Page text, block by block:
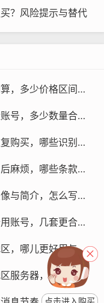
聊天账号购买,wdd
的评价、交易记录
交付保证的具体内
读卖家提供的协
购买过程中受到保
？风险提示与替代
纸飞机账号购买推荐平台怎么买最划算，多少价格区间合适与怎么避坑评测预测
纸飞机账号购买推荐平台怎么买批量账号，多少数量合适与怎么安排流程指南
纸飞机账号购买推荐平台如何避免重复购买，哪些识别方法有效与为什么要防止学习
纸飞机账号购买推荐平台如何避免售后麻烦，哪些条款要看与为什么要先确认教程
纸飞机账号购买推荐平台如何选择头像与简介，怎么写更自然与策略方法指南
纸飞机账号购买推荐平台如何选择备用账号，几套更合适与怎么配置引导
纸飞机账号购买推荐平台如何选择地区，哪儿更好用与对比不同地区策略评测
纸飞机账号购买推荐平台如何选择地区服务器，哪里延迟低与怎么测评测教程